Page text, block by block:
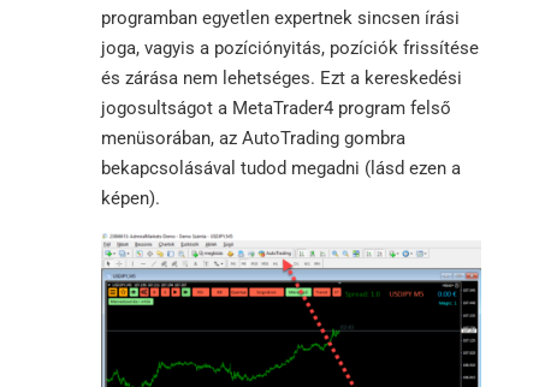
programban egyetlen expertnek sincsen írási
joga, vagyis a pozíciónyitás, pozíciók frissítése
és zárása nem lehetséges. Ezt a kereskedési
jogosultságot a MetaTrader4 program felső
menüsorában, az AutoTrading gombra
bekapcsolásával tudod megadni (lásd ezen a
képen).